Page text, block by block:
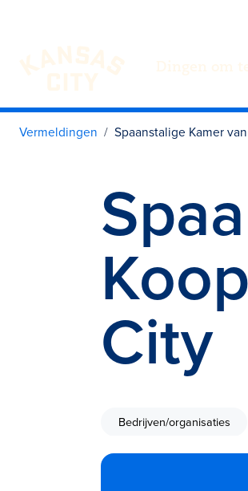
Bezoek KC
Vermeldingen Spaanstalige Kamer
City
Bedrijven/organisaties